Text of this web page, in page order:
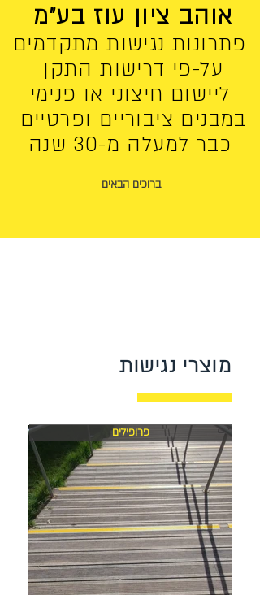
אוהב ציון עוז בע"מ
פתרונות נגישות מתקדמים
על-פי דרישות התקן
ליישום חיצוני או פנימי
במבנים ציבוריים ופרטיים
כבר למעלה מ-30 שנה
ברוכים הבאים
מוצרי נגישות
פרופילים